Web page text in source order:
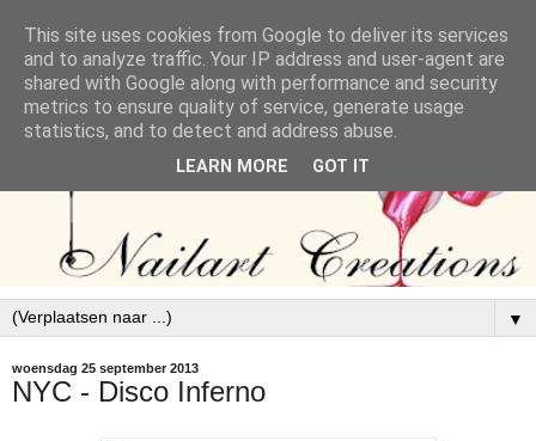
▼
woensdag 25 september 2013
NYC - Disco Inferno
This site uses cookies from Google to deliver its services
and to analyze traffic. Your IP address and user-agent are
shared with Google along with performance and security
metrics to ensure quality of service, generate usage
statistics, and to detect and address abuse.
LEARN MORE GOT IT